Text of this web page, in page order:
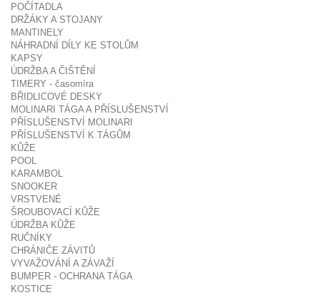
POČÍTADLA
DRŽÁKY A STOJANY
MANTINELY
NÁHRADNÍ DÍLY KE STOLŮM
KAPSY
ÚDRŽBA A ČIŠTĚNÍ
TIMERY - časomíra
BŘIDLICOVÉ DESKY
MOLINARI TÁGA A PŘÍSLUŠENSTVÍ
PŘÍSLUŠENSTVÍ MOLINARI
PŘÍSLUŠENSTVÍ K TÁGŮM
KŮŽE
POOL
KARAMBOL
SNOOKER
VRSTVENÉ
ŠROUBOVACÍ KŮŽE
ÚDRŽBA KŮŽE
RUČNÍKY
CHRÁNIČE ZÁVITŮ
VYVAŽOVÁNÍ A ZÁVAŽÍ
BUMPER - OCHRANA TÁGA
KOSTICE